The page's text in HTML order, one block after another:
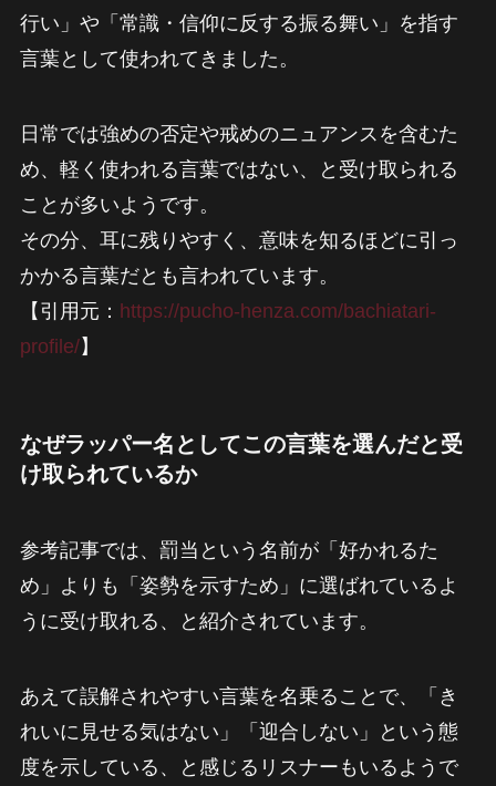
行い」や「常識・信仰に反する振る舞い」を指す
言葉として使われてきました。
日常では強めの否定や戒めのニュアンスを含むた
め、軽く使われる言葉ではない、と受け取られる
ことが多いようです。
その分、耳に残りやすく、意味を知るほどに引っ
かかる言葉だとも言われています。
【引用元： https://pucho-henza.com/bachiatari-
profile/】
なぜラッパー名としてこの言葉を選んだと受
け取られているか
参考記事では、罰当という名前が「好かれるた
め」よりも「姿勢を示すため」に選ばれているよ
うに受け取れる、と紹介されています。
あえて誤解されやすい言葉を名乗ることで、「き
れいに見せる気はない」「迎合しない」という態
度を示している、と感じるリスナーもいるようで